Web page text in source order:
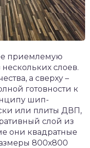
приемлемую
слоев.
а сверху –
готовности к
шип-
или плиты ДВП,
слой из
они квадратные
800х800